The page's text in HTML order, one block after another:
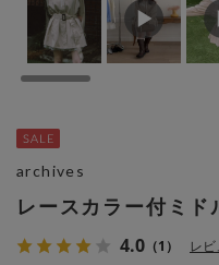
レースカラー付ミド
4.0 （1） レ
archives